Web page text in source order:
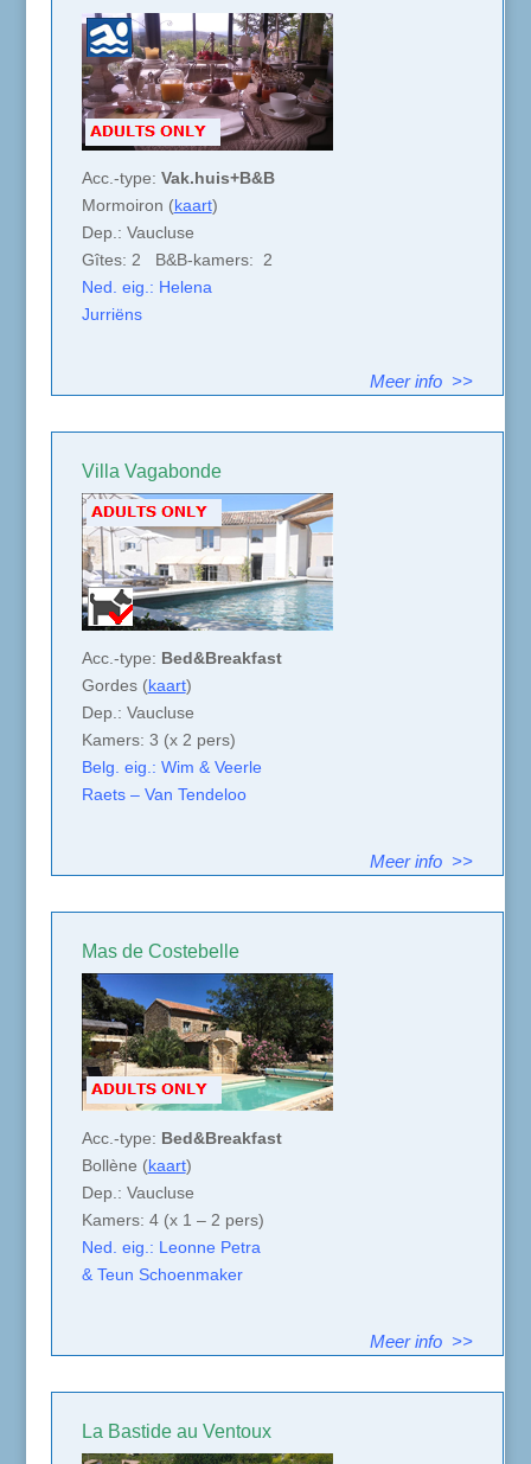
Acc.-type: Vak.huis+B&B
Mormoiron (kaart)
Dep.: Vaucluse
Gîtes: 2 B&B-kamers: 2
Ned. eig.: Helena
Jurriëns
Meer info >>
Villa Vagabonde
Acc.-type: Bed&Breakfast
Gordes (kaart)
Dep.: Vaucluse
Kamers: 3 (x 2 pers)
Belg. eig.: Wim & Veerle
Raets – Van Tendeloo
Meer info >>
Mas de Costebelle
Acc.-type: Bed&Breakfast
Bollène (kaart)
Dep.: Vaucluse
Kamers: 4 (x 1 – 2 pers)
Ned. eig.: Leonne Petra
& Teun Schoenmaker
Meer info >>
La Bastide au Ventoux